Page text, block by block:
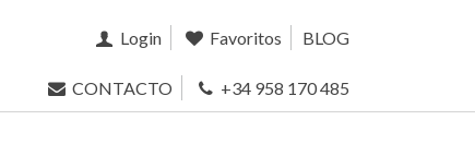
Login Favoritos BLOG
CONTACTO +34 958 170 485